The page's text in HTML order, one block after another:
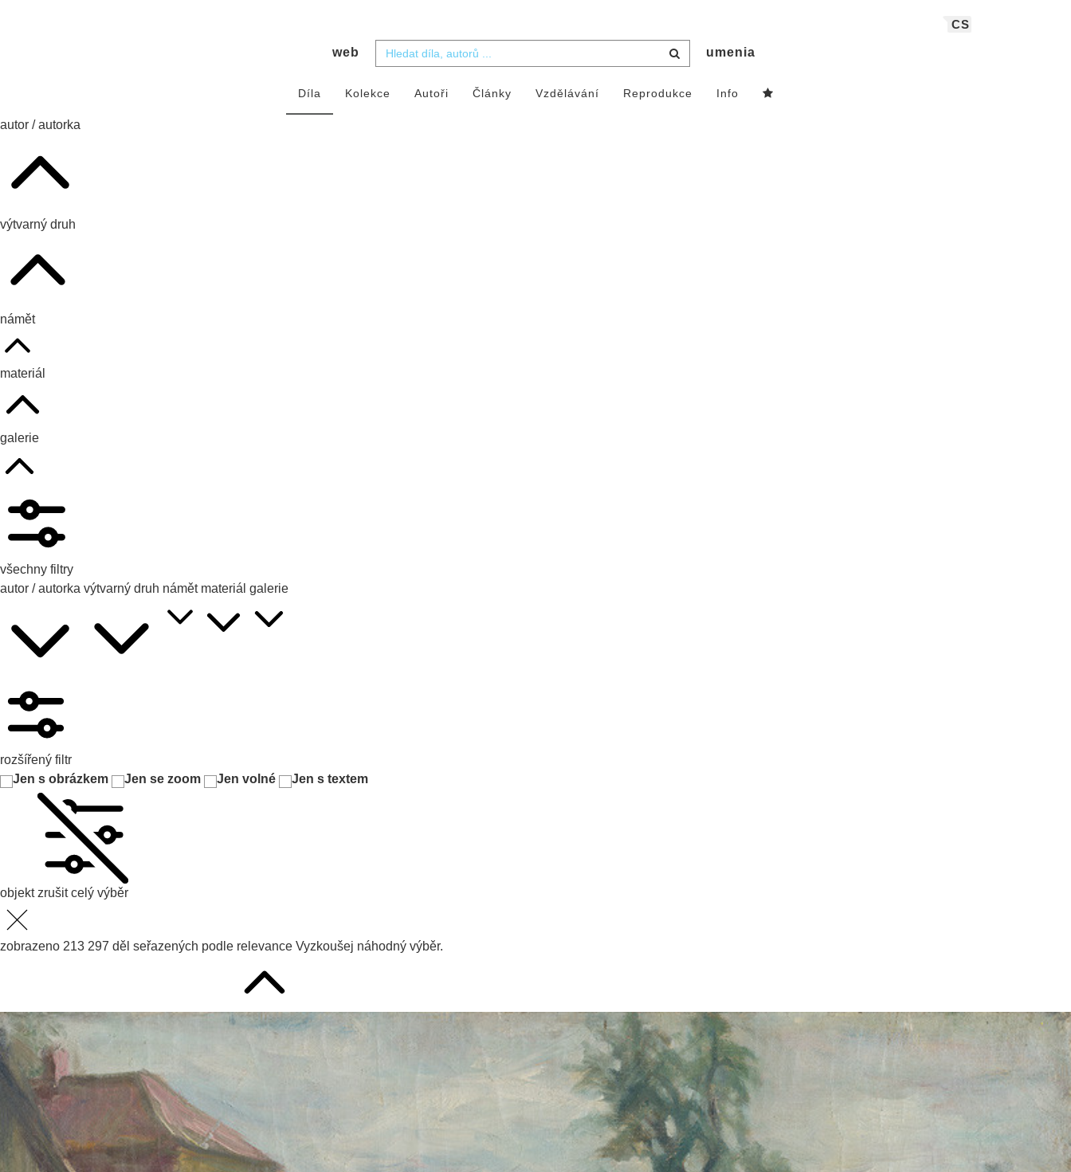
CS
web umenia
Díla Kolekce Autoři Články Vzdělávání Reprodukce Info
autor / autorka
výtvarný druh
námět
materiál
galerie
všechny filtry
autor / autorka výtvarný druh námět materiál galerie
rozšířený filtr
Jen s obrázkem
Jen se zoom Jen volné Jen s textem
objekt zrušit celý výběr
zobrazeno 213 297 děl seřazených podle relevance Vyzkoušej náhodný výběr.